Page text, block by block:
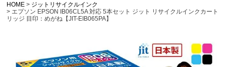
HOME
ジットリサイクルインク
エプソン EPSON IB06CL5A 対応 5本セット ジット リサイクルインクカート
リッジ 目印：めがね【JIT-EIB065PA】